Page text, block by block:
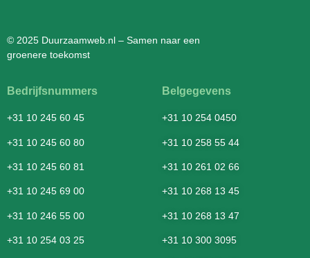
© 2025 Duurzaamweb.nl – Samen naar een
groenere toekomst
Bedrijfsnummers
+31 10 245 60 45
+31 10 245 60 80
+31 10 245 60 81
+31 10 245 69 00
+31 10 246 55 00
+31 10 254 03 25
Belgegevens
+31 10 254 0450
+31 10 258 55 44
+31 10 261 02 66
+31 10 268 13 45
+31 10 268 13 47
+31 10 300 3095